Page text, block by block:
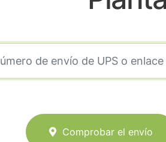
Comprobar el envío